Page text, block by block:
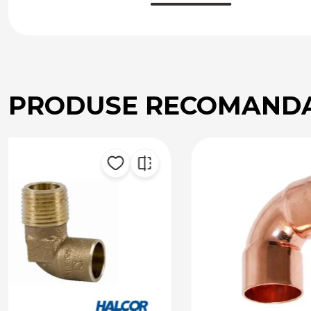
PRODUSE